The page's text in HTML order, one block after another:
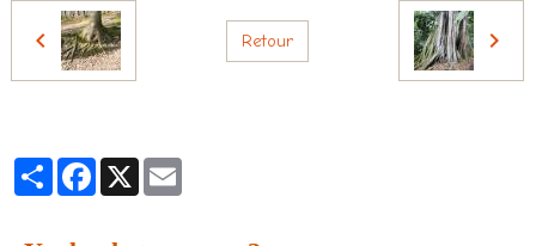
Retour
PartagerFacebook
X